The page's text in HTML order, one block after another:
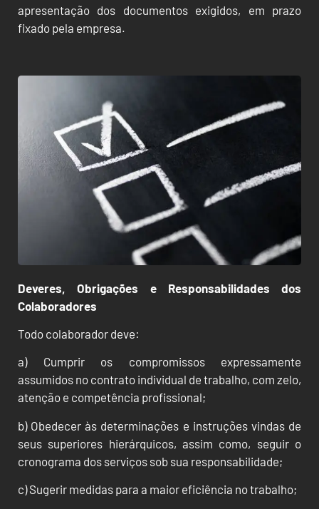
apresentação dos documentos exigidos, em prazo
fixado pela empresa.
Deveres, Obrigações e Responsabilidades dos
Colaboradores
Todo colaborador deve:
a) Cumprir os compromissos expressamente
assumidos no contrato individual de trabalho, com zelo,
atenção e competência profissional;
b) Obedecer às determinações e instruções vindas de
seus superiores hierárquicos, assim como, seguir o
cronograma dos serviços sob sua responsabilidade;
c) Sugerir medidas para a maior eficiência no trabalho;